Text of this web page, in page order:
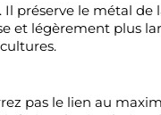
préserve le métal de
et légèrement plus
pas le lien au